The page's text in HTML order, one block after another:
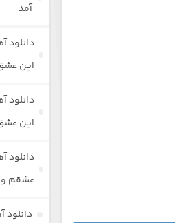
آمد
این
این
دانلود
عشقم